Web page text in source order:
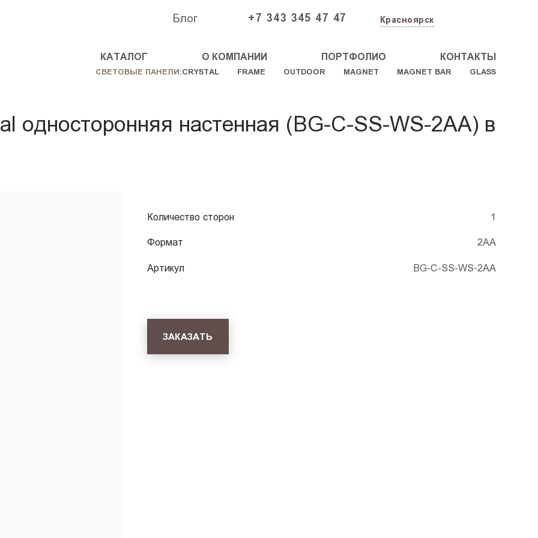
Блог +7 343 345 47 47 Красноярск
КАТАЛОГ О КОМПАНИИ ПОРТФОЛИО КОНТАКТЫ
СВЕТОВЫЕ ПАНЕЛИ:CRYSTAL FRAME OUTDOOR MAGNET MAGNET BAR GLASS
односторонняя настенная (BG-C-SS-WS-2AA) в
Количество сторон 1
Формат 2АА
Артикул BG-C-SS-WS-2AA
ЗАКАЗАТЬ